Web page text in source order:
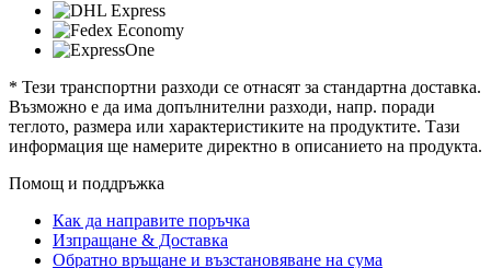
* Тези транспортни разходи се отнасят за стандартна доставка.
Възможно е да има допълнителни разходи, напр. поради
теглото, размера или характеристиките на продуктите. Тази
информация ще намерите директно в описанието на продукта.
Помощ и поддръжка
Как да направите поръчка
Изпращане & Доставка
Обратно връщане и възстановяване на сума